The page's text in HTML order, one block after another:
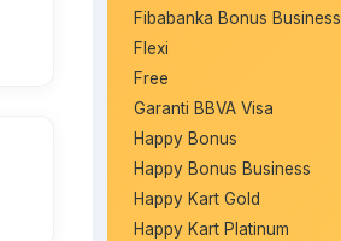
Fibabanka Bonus Business
Flexi
Free
Garanti BBVA Visa
Happy Bonus
Happy Bonus Business
Happy Kart Gold
Happy Kart Platinum